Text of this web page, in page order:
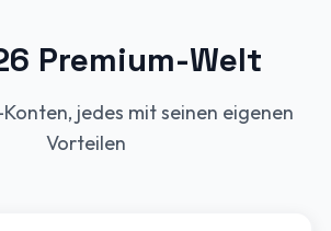
Premium-Welt
jedes mit seinen eigenen
Vorteilen